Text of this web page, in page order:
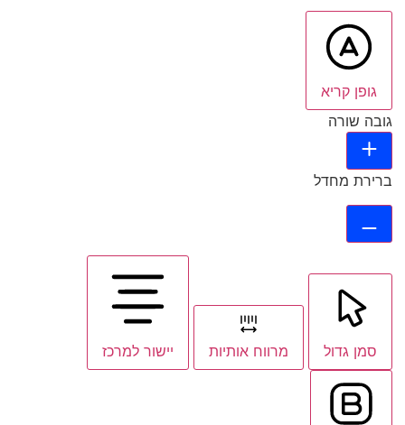
גופן קריא
גובה שורה
ברירת מחדל
סמן גדול מרווח אותיות יישור למרכז